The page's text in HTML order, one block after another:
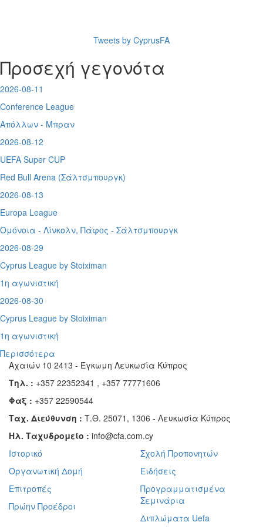
Tweets by CyprusFA
Προσεχή γεγονότα
2026-08-11
Conference League
Απόλλων - Μπραν
2026-08-12
UEFA Super CUP
Red Bull Arena (Σάλτσμπουργκ)
2026-08-13
Europa League
Ομόνοια - Λίνκολν, Πάφος - Σάλτσμπουργκ
2026-08-29
Cyprus League by Stoiximan
1η αγωνιστική
2026-08-30
Cyprus League by Stoiximan
1η αγωνιστική
Περισσότερα
Αχαιών 10 2413 - Έγκωμη Λευκωσία Κύπρος
Τηλ. : +357 22352341 , +357 77771606
Φαξ : +357 22590544
Ταχ. Διεύθυνση : Τ.Θ. 25071, 1306 - Λευκωσία Κύπρος
Ηλ. Ταχυδρομείο : info@cfa.com.cy
Ιστορικό
Οργανωτική Δομή
Επιτροπές
Πρώην Προέδροι
Σχολή Προπονητών
Ειδήσεις
Προγραμματισμένα
Σεμινάρια
Διπλώματα Uefa